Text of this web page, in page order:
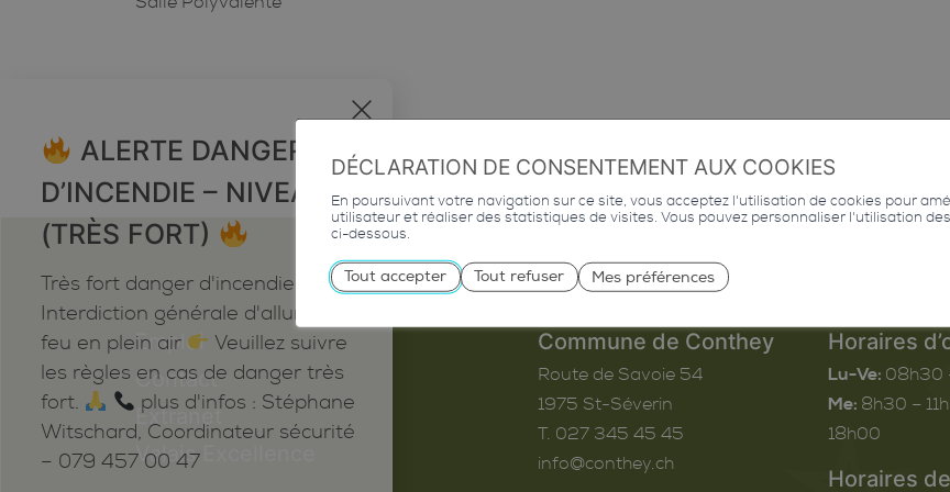
Emploi
Contact
Extranet
Valais Excellence
Commune de Conthey
Route de Savoie 54
1975 St-Séverin
T. 027 345 45 45
info@conthey.ch
Horaires
Lu-Ve: 08h30
Me: 8h30 –
18h00
Horaires
x
ALERTE DANGER
D’INCENDIE – NIVEAU 5
(TRÈS FORT)
Très fort danger d'incendie
Interdiction générale d'allumer du
feu en plein air
Veuillez suivre
les règles en cas de danger très
fort.
plus d'infos : Stéphane
Witschard, Coordinateur sécurité
– 079 457 00 47
DÉCLARATION DE CONSENTEMENT AUX COOKIES
En poursuivant votre navigation sur ce site, vous acceptez l'utilisation de cookies pour
utilisateur et réaliser des statistiques de visites. Vous pouvez personnaliser l'utilisation
ci-dessous.
Tout accepter Tout refuser Mes préférences